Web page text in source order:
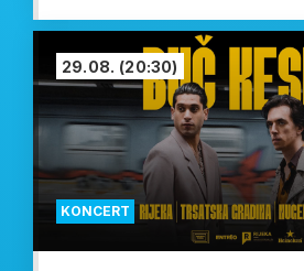
KONCERT
29.08. (20:30)